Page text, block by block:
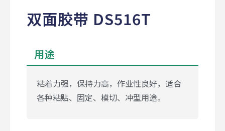
双面胶带 DS516T
用途
粘着力强，保持力高，作业性良好，适合
各种粘贴、固定、模切、冲型用途。